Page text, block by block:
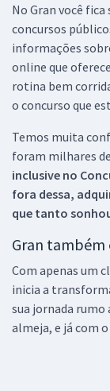
No Gran você
concursos
informações
online que
rotina bem
o concurso que
Temos muita
foram milhares
inclusive no
fora dessa,
que tanto
Gran também
Com apenas um
inicia a
sua jornada rumo
almeja, e já com